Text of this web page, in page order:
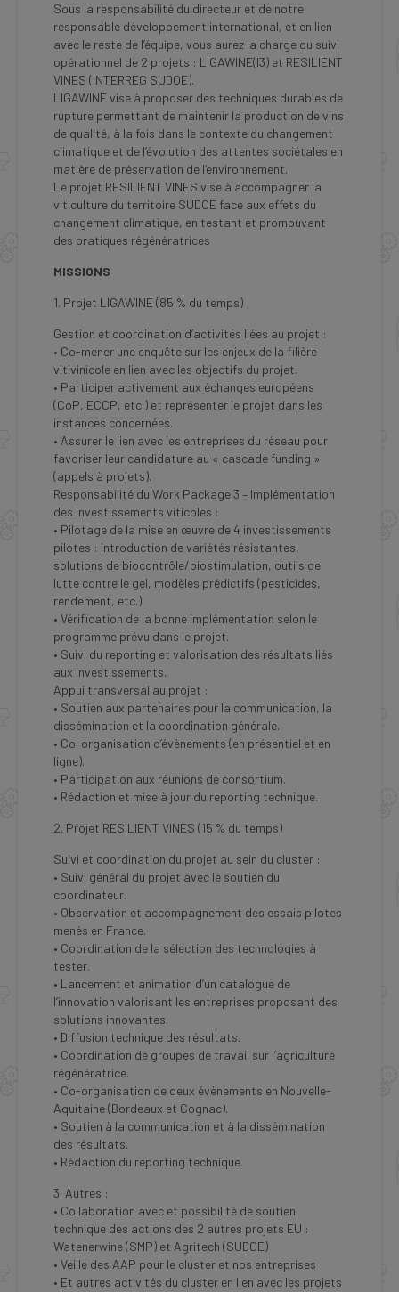
Sous la responsabilité du directeur et de notre
responsable développement international, et en lien
avec le reste de l’équipe, vous aurez la charge du suivi
opérationnel de 2 projets : LIGAWINE(I3) et RESILIENT
VINES (INTERREG SUDOE).
LIGAWINE vise à proposer des techniques durables de
rupture permettant de maintenir la production de vins
de qualité, à la fois dans le contexte du changement
climatique et de l’évolution des attentes sociétales en
matière de préservation de l’environnement.
Le projet RESILIENT VINES vise à accompagner la
viticulture du territoire SUDOE face aux effets du
changement climatique, en testant et promouvant
des pratiques régénératrices
MISSIONS
1. Projet LIGAWINE (85 % du temps)
Gestion et coordination d’activités liées au projet :
• Co-mener une enquête sur les enjeux de la filière
vitivinicole en lien avec les objectifs du projet.
• Participer activement aux échanges européens
(CoP, ECCP, etc.) et représenter le projet dans les
instances concernées.
• Assurer le lien avec les entreprises du réseau pour
favoriser leur candidature au « cascade funding »
(appels à projets).
Responsabilité du Work Package 3 – Implémentation
des investissements viticoles :
• Pilotage de la mise en œuvre de 4 investissements
pilotes : introduction de variétés résistantes,
solutions de biocontrôle/biostimulation, outils de
lutte contre le gel, modèles prédictifs (pesticides,
rendement, etc.)
• Vérification de la bonne implémentation selon le
programme prévu dans le projet.
• Suivi du reporting et valorisation des résultats liés
aux investissements.
Appui transversal au projet :
• Soutien aux partenaires pour la communication, la
dissémination et la coordination générale.
• Co-organisation d’évènements (en présentiel et en
ligne).
• Participation aux réunions de consortium.
• Rédaction et mise à jour du reporting technique.
2. Projet RESILIENT VINES (15 % du temps)
Suivi et coordination du projet au sein du cluster :
• Suivi général du projet avec le soutien du
coordinateur.
• Observation et accompagnement des essais pilotes
menés en France.
• Coordination de la sélection des technologies à
tester.
• Lancement et animation d’un catalogue de
l’innovation valorisant les entreprises proposant des
solutions innovantes.
• Diffusion technique des résultats.
• Coordination de groupes de travail sur l’agriculture
régénératrice.
• Co-organisation de deux évènements en Nouvelle-
Aquitaine (Bordeaux et Cognac).
• Soutien à la communication et à la dissémination
des résultats.
• Rédaction du reporting technique.
3. Autres :
• Collaboration avec et possibilité de soutien
technique des actions des 2 autres projets EU :
Watenerwine (SMP) et Agritech (SUDOE)
• Veille des AAP pour le cluster et nos entreprises
• Et autres activités du cluster en lien avec les projets